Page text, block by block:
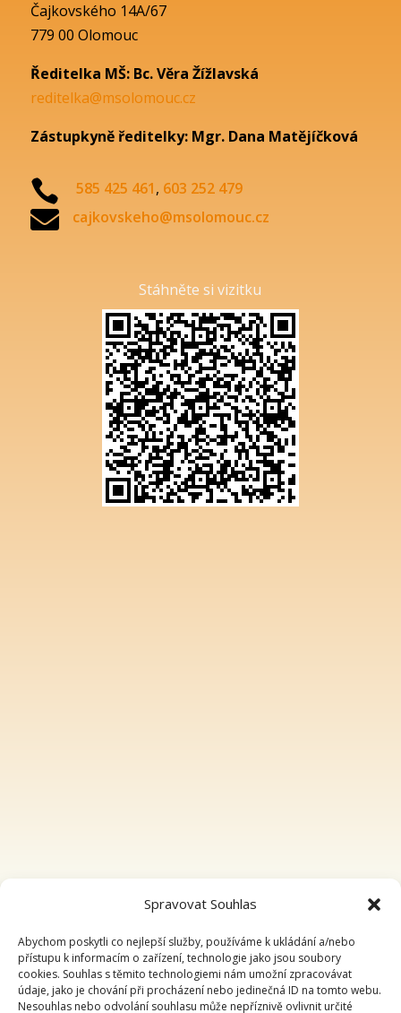
Spravovat Souhlas
Abychom poskytli co nejlepší služby, používáme k ukládání a/nebo
přístupu k informacím o zařízení, technologie jako jsou soubory
cookies. Souhlas s těmito technologiemi nám umožní zpracovávat
údaje, jako je chování při procházení nebo jedinečná ID na tomto webu.
Nesouhlas nebo odvolání souhlasu může nepříznivě ovlivnit určité
Čajkovského 14A/67
779 00 Olomouc
Ředitelka MŠ: Bc. Věra Žížlavská
reditelka@msolomouc.cz
Zástupkyně ředitelky: Mgr. Dana Matějíčková
 585 425 461, 603 252 479
 cajkovskeho@msolomouc.cz
Stáhněte si vizitku